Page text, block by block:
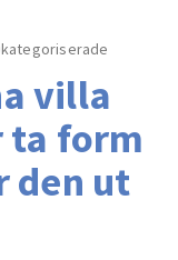
villa
ta form
den ut